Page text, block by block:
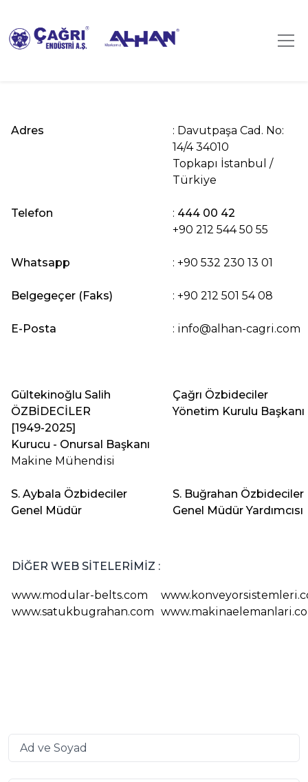
Adres
: Davutpaşa Cad. No:
14/4 34010
Topkapı İstanbul /
Türkiye
Telefon : 444 00 42
+90 212 544 50 55
Whatsapp : +90 532 230 13 01
Belgegeçer (Faks) : +90 212 501 54 08
E-Posta : info@alhan-cagri.com
Gültekinoğlu Salih
ÖZBİDECİLER
[1949-2025]
Kurucu - Onursal Başkanı
Makine Mühendisi
Çağrı Özbideciler
Yönetim Kurulu Başkanı
S. Aybala Özbideciler
Genel Müdür
S. Buğrahan Özbideciler
Genel Müdür Yardımcısı
DİĞER WEB SİTELERİMİZ :
www.modular-belts.com
www.satukbugrahan.com